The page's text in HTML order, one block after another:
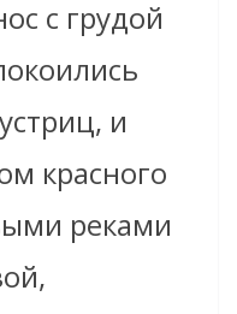
с грудой
и
красного
реками